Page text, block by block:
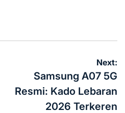
Next:
Samsung A07 5G
Resmi: Kado Lebaran
2026 Terkeren